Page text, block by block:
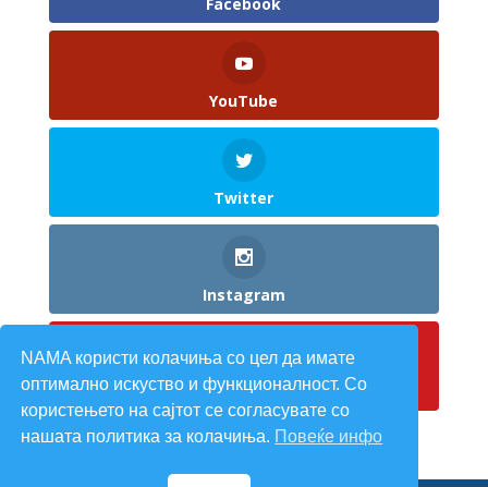
YouTube
Twitter
Instagram
Pinterest
NAMA користи колачиња со цел да имате
оптимално искуство и функционалност. Со
користењето на сајтот се согласувате со
нашата политика за колачиња. Повеќе инфо